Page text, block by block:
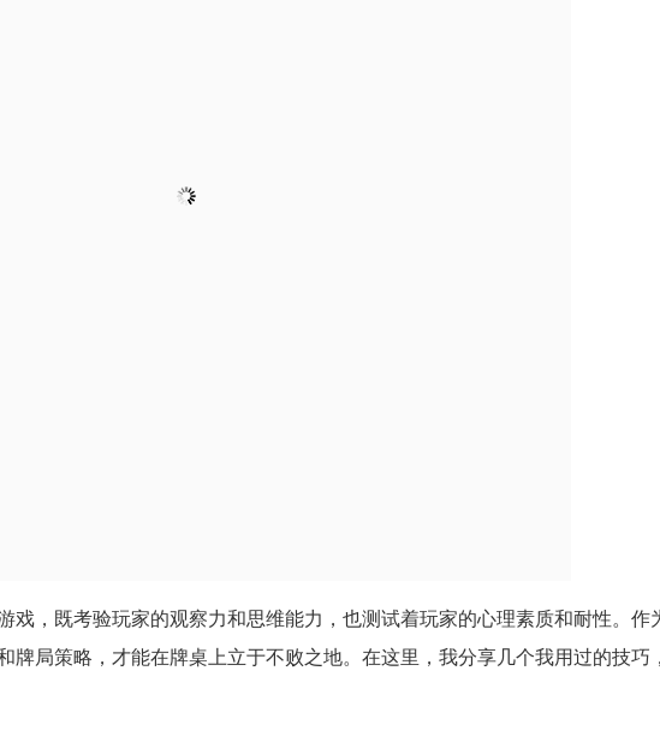
戏，既考验玩家的观察力和思维能力，也测试着玩家的心理素质和耐性。作
牌局策略，才能在牌桌上立于不败之地。在这里，我分享几个我用过的技巧，